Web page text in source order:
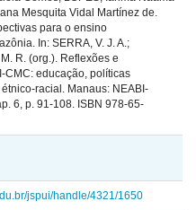
Mesquita Vidal Martínez de.
para o ensino
In: SERRA, V. J. A.;
R. (org.). Reflexões e
CMC: educação, políticas
racial. Manaus: NEABI-
6, p. 91-108. ISBN 978-65-
jspui/handle/4321/1650